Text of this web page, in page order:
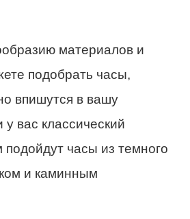
материалов и
подобрать часы,
впишутся в вашу
у вас классический
подойдут часы из темного
и каминным